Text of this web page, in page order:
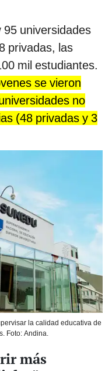
95 universidades
privadas, las
mil estudiantes.
se vieron
no
(48 privadas y 3
la calidad educativa de
Foto: Andina.
más